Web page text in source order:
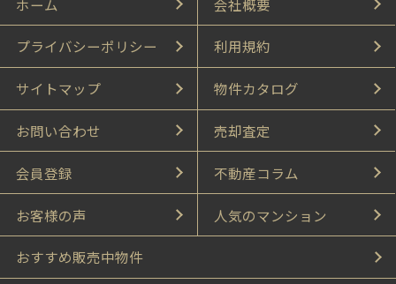
ホーム 会社概要
プライバシーポリシー 利用規約
サイトマップ 物件カタログ
お問い合わせ 売却査定
会員登録 不動産コラム
お客様の声 人気のマンション
おすすめ販売中物件